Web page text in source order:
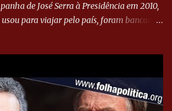
de José Serra à Presidência em 2010,
para viajar pelo país, foram bancadas
(Valter Campanato/Agência Brasil) O
um mistério: três fontes confirmaram à
que aparece em planilhas da